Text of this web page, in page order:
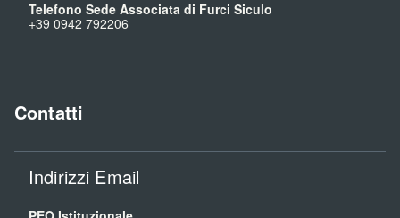
Telefono Sede Associata di Furci Siculo
+39 0942 792206
Contatti
Indirizzi Email